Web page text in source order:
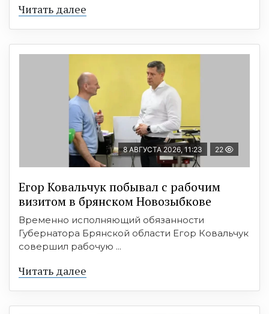
Читать далее
8 АВГУСТА 2026, 11:23 22
Егор Ковальчук побывал с рабочим
визитом в брянском Новозыбкове
Временно исполняющий обязанности
Губернатора Брянской области Егор Ковальчук
совершил рабочую ...
Читать далее